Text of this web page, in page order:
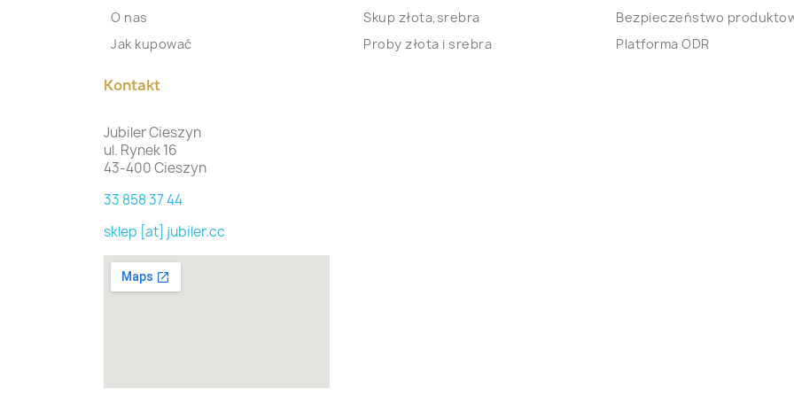
O nas
Jak kupować
Skup złota,srebra
Proby złota i srebra
Bezpieczeństwo
Platforma ODR
Kontakt
Jubiler Cieszyn
ul. Rynek 16
43-400 Cieszyn
33 858 37 44
sklep [at] jubiler.cc